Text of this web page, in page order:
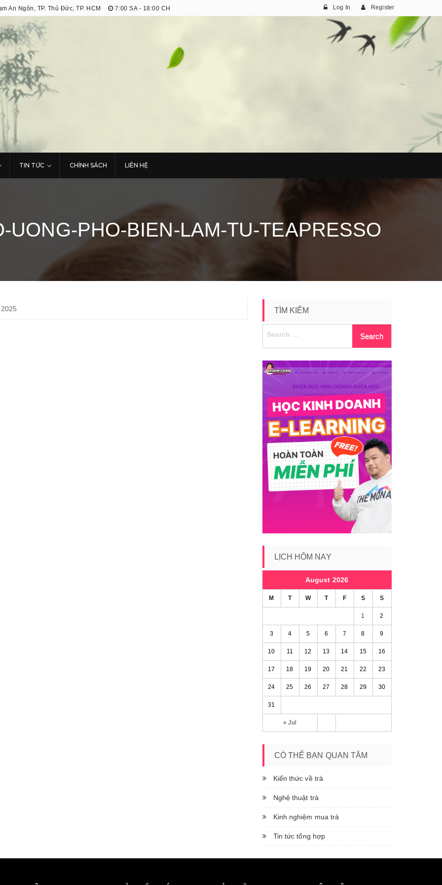
An Ngôn, TP. Thủ Đức, TP. HCM 7:00 SA - 18:00 CH Log In Register
TIN TỨC CHÍNH SÁCH LIÊN HỆ
UONG-PHO-BIEN-LAM-TU-TEAPRESSO
TÌM KIẾM
LỊCH HÔM NAY
August 2026
M T W T F S S
« Jul
1 2
3 4 5 6 7 8 9
10 11 12 13 14 15 16
17 18 19 20 21 22 23
24 25 26 27 28 29 30
31
CÓ THỂ BẠN QUAN TÂM
Kiến thức về trà
Nghệ thuật trà
Kinh nghiệm mua trà
Tin tức tổng hợp